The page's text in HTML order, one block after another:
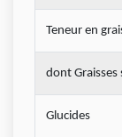
Teneur en
dont Graisses
Glucides